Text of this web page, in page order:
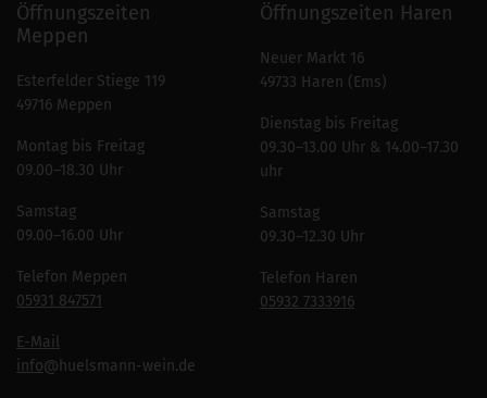
Öffnungszeiten
Meppen
Esterfelder Stiege 119
49716 Meppen
Montag bis Freitag
09.00–18.30 Uhr
Samstag
09.00–16.00 Uhr
Telefon Meppen
05931 847571
E-Mail
info@huelsmann-wein.de
Öffnungszeiten Haren
Neuer Markt 16
49733 Haren (Ems)
Dienstag bis Freitag
09.30–13.00 Uhr & 14.00–17.30
uhr
Samstag
09.30–12.30 Uhr
Telefon Haren
05932 7333916